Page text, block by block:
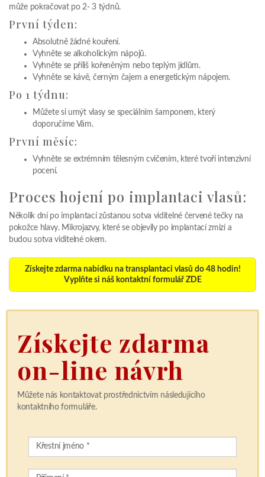
může pokračovat po 2- 3 týdnů.
První týden:
Absolutně žádné kouření.
Vyhněte se alkoholickým nápojů.
Vyhněte se příliš kořeněným nebo teplým jídlům.
Vyhněte se kávě, černým čajem a energetickým nápojem.
Po 1 týdnu:
Můžete si umýt vlasy se speciálním šamponem, který
doporučíme Vám.
První měsíc:
Vyhněte se extrémním tělesným cvičením, které tvoří intenzivní
pocení.
Proces hojení po implantaci vlasů:
Několik dní po implantací zůstanou sotva viditelné červené tečky na
pokožce hlavy. Mikrojazvy, které se objevily po implantací zmizí a
budou sotva viditelné okem.
Získejte zdarma nabídku na transplantaci vlasů do 48 hodin!
Vyplňte si náš kontaktní formulář ZDE
Získejte zdarma
on-line návrh
Můžete nás kontaktovat prostřednictvím následujícího
kontaktního formuláře.